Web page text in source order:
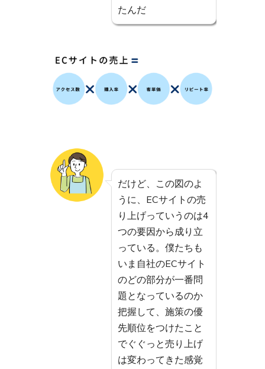
たんだ
だけど、この図のよ
うに、ECサイトの売
り上げっていうのは4
つの要因から成り立
っている。僕たちも
いま自社のECサイト
のどの部分が一番問
題となっているのか
把握して、施策の優
先順位をつけたこと
でぐぐっと売り上げ
は変わってきた感覚